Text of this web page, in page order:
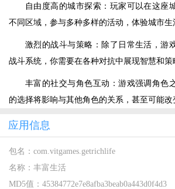
自由度高的城市探索：玩家可以在这座
不同区域，参与多种多样的活动，体验城市生
激烈的战斗与策略：除了日常生活，游
战斗系统，你需要在各种对抗中展现智慧和策
丰富的社交与角色互动：游戏强调角色
的选择将影响与其他角色的关系，甚至可能改
应用信息
包名： com.vitgames.getrichlife
名称： 丰富生活
MD5值： 45384772e7e8afba3beab0a443d0f4d3